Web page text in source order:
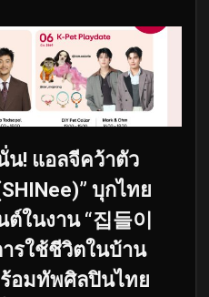
น! แอลจีคว้าตัว
บุกไทย
ในงาน “집들이
ารใช้ชีวิตในบ้าน
อมทัพศิลปินไทย